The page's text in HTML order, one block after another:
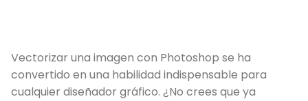
Vectorizar una imagen con Photoshop se ha
convertido en una habilidad indispensable para
cualquier diseñador gráfico. ¿No crees que ya